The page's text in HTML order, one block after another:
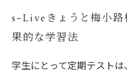
s-Liveきょうと梅小路
果的な学習法
学生にとって定期テスト